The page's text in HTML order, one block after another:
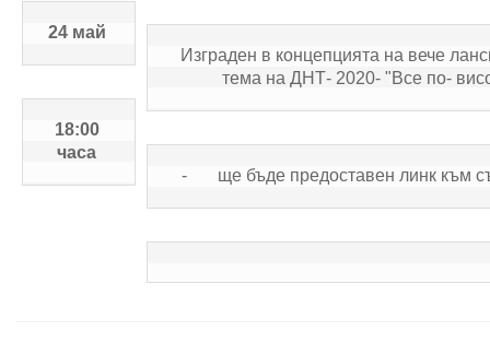
24 май
18:00
часа
Изграден в концепцията на вече
тема на ДНТ- 2020- "Все по-
-       ще бъде предоставен линк към